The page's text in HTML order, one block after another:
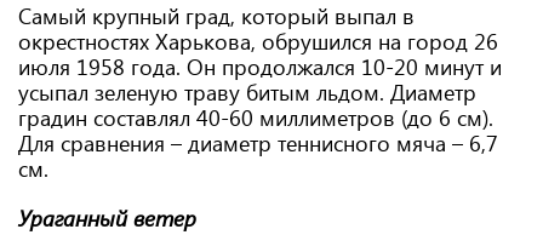
Самый крупный град, который выпал в
окрестностях Харькова, обрушился на город 26
июля 1958 года. Он продолжался 10-20 минут и
усыпал зеленую траву битым льдом. Диаметр
градин составлял 40-60 миллиметров (до 6 см).
Для сравнения – диаметр теннисного мяча – 6,7
см.
Ураганный ветер